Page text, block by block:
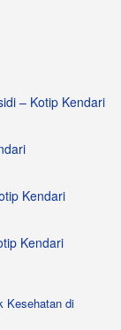
– Kotip Kendari
Kendari
Kendari
Kesehatan di